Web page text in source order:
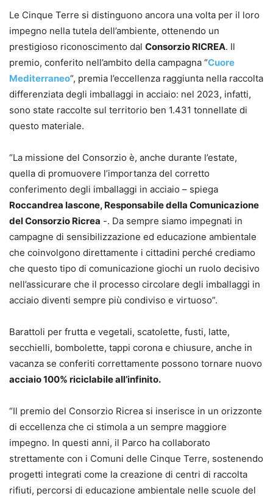
Le Cinque Terre si distinguono ancora una volta per il loro
impegno nella tutela dell’ambiente, ottenendo un
prestigioso riconoscimento dal Consorzio RICREA. Il
premio, conferito nell’ambito della campagna “Cuore
Mediterraneo“, premia l’eccellenza raggiunta nella raccolta
differenziata degli imballaggi in acciaio: nel 2023, infatti,
sono state raccolte sul territorio ben 1.431 tonnellate di
questo materiale.
“La missione del Consorzio è, anche durante l’estate,
quella di promuovere l’importanza del corretto
conferimento degli imballaggi in acciaio – spiega
Roccandrea Iascone, Responsabile della Comunicazione
del Consorzio Ricrea -. Da sempre siamo impegnati in
campagne di sensibilizzazione ed educazione ambientale
che coinvolgono direttamente i cittadini perché crediamo
che questo tipo di comunicazione giochi un ruolo decisivo
nell’assicurare che il processo circolare degli imballaggi in
acciaio diventi sempre più condiviso e virtuoso”.
Barattoli per frutta e vegetali, scatolette, fusti, latte,
secchielli, bombolette, tappi corona e chiusure, anche in
vacanza se conferiti correttamente possono tornare nuovo
acciaio 100% riciclabile all’infinito.
“Il premio del Consorzio Ricrea si inserisce in un orizzonte
di eccellenza che ci stimola a un sempre maggiore
impegno. In questi anni, il Parco ha collaborato
strettamente con i Comuni delle Cinque Terre, sostenendo
progetti integrati come la creazione di centri di raccolta
rifiuti, percorsi di educazione ambientale nelle scuole del